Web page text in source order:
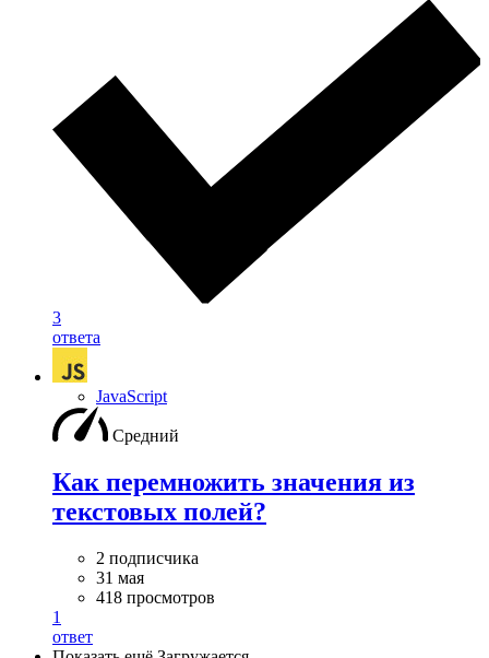
3
ответа
JavaScript
Средний
Как перемножить значения из
текстовых полей?
2 подписчика
31 мая
418 просмотров
1
ответ